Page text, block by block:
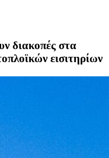
διακοπές στα
εισιτηρίων